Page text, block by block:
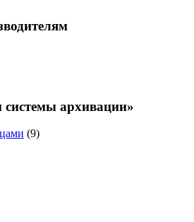
архивации»
(9)